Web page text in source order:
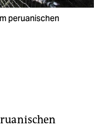
peruanischen